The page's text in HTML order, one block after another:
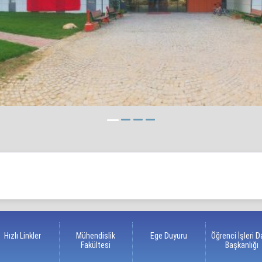
Hızlı Linkler
Mühendislik
Fakültesi
Ege Duyuru
Öğrenci İşleri
Başkanlığı